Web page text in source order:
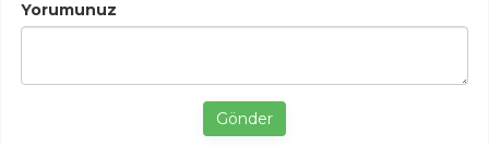
Yorumunuz
Gönder